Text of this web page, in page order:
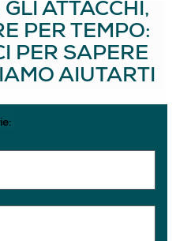
ATTACCHI,
PER TEMPO:
PER SAPERE
AIUTARTI